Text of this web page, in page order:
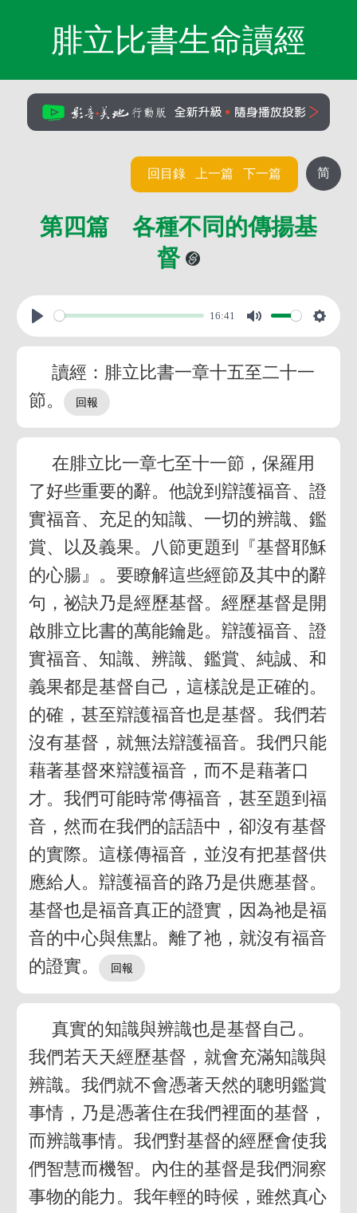
腓立比書生命讀經
简
回目錄 上一篇 下一篇
第四篇 各種不同的傳揚基
督
16:41
讀經：腓立比書一章十五至二十一
節。
在腓立比一章七至十一節，保羅用
了好些重要的辭。他說到辯護福音、證
實福音、充足的知識、一切的辨識、鑑
賞、以及義果。八節更題到『基督耶穌
的心腸』。要瞭解這些經節及其中的辭
句，祕訣乃是經歷基督。經歷基督是開
啟腓立比書的萬能鑰匙。辯護福音、證
實福音、知識、辨識、鑑賞、純誠、和
義果都是基督自己，這樣說是正確的。
的確，甚至辯護福音也是基督。我們若
沒有基督，就無法辯護福音。我們只能
藉著基督來辯護福音，而不是藉著口
才。我們可能時常傳福音，甚至題到福
音，然而在我們的話語中，卻沒有基督
的實際。這樣傳福音，並沒有把基督供
應給人。辯護福音的路乃是供應基督。
基督也是福音真正的證實，因為祂是福
音的中心與焦點。離了祂，就沒有福音
的證實。
真實的知識與辨識也是基督自己。
我們若天天經歷基督，就會充滿知識與
辨識。我們就不會憑著天然的聰明鑑賞
事情，乃是憑著住在我們裡面的基督，
而辨識事情。我們對基督的經歷會使我
們智慧而機智。內住的基督是我們洞察
事物的能力。我年輕的時候，雖然真心